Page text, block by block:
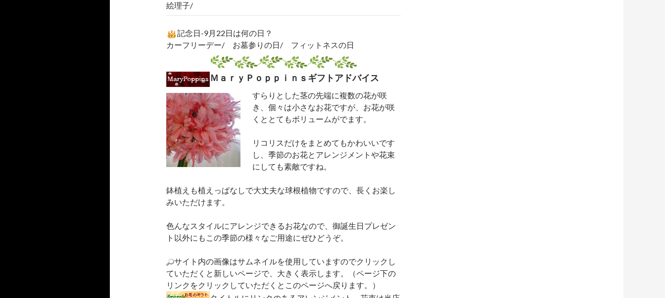
絵理子/
記念日-9月22日は何の日？
カーフリーデー/ お墓参りの日/ フィットネスの日
ＭａｒｙＰｏｐｐｉｎｓギフトアドバイス
すらりとした茎の先端に複数の花が咲
き、個々は小さなお花ですが、お花が咲
くととてもボリュームがでます。
リコリスだけをまとめてもかわいいです
し、季節のお花とアレンジメントや花束
にしても素敵ですね。
鉢植えも植えっぱなしで大丈夫な球根植物ですので、長くお楽し
みいただけます。
色んなスタイルにアレンジできるお花なので、御誕生日プレゼン
ト以外にもこの季節の様々なご用途にぜひどうぞ。
サイト内の画像はサムネイルを使用していますのでクリックし
ていただくと新しいページで、大きく表示します。（ページ下の
リンクをクリックしていただくとこのページへ戻ります。）